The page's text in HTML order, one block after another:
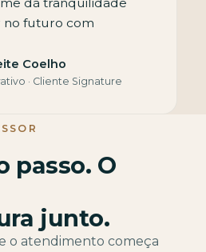
no futuro com
Coelho
· Cliente Signature
passo. O
junto.
o atendimento começa